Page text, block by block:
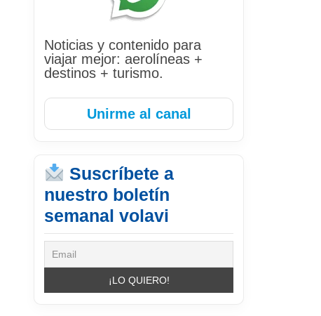
Noticias y contenido para
viajar mejor: aerolíneas +
destinos + turismo.
Unirme al canal
Suscríbete a
nuestro boletín
semanal volavi